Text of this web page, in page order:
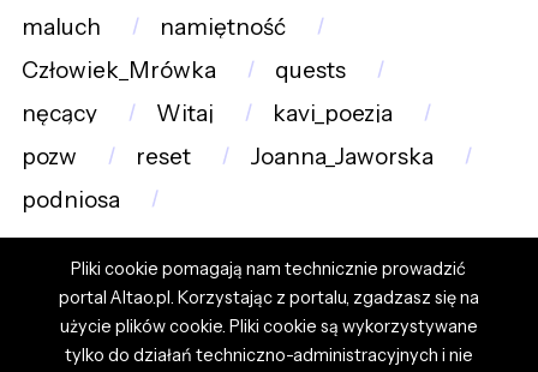
maluch
namiętność
Człowiek_Mrówka
quests
nęcący
Witaj
kavi_poezja
pozw
reset
Joanna_Jaworska
podniosa
Pliki cookie pomagają nam technicznie prowadzić
portal Altao.pl. Korzystając z portalu, zgadzasz się na
użycie plików cookie. Pliki cookie są wykorzystywane
tylko do działań techniczno-administracyjnych i nie